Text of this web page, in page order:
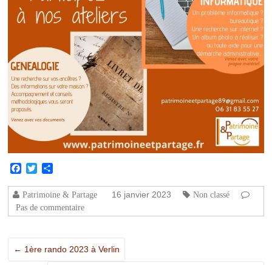
Facebook
Twitter
Patrimoine & Partage 16 janvier 2023
Non classé
Pas de commentaire
← 1ère rando 2023 à Verlin